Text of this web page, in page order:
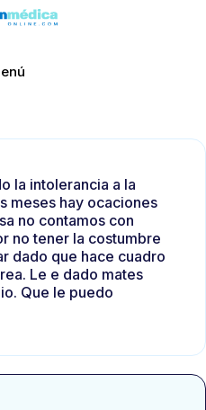
la intolerancia a la
meses hay ocaciones
no contamos con
no tener la costumbre
dado que hace cuadro
Le e dado mates
Que le puedo